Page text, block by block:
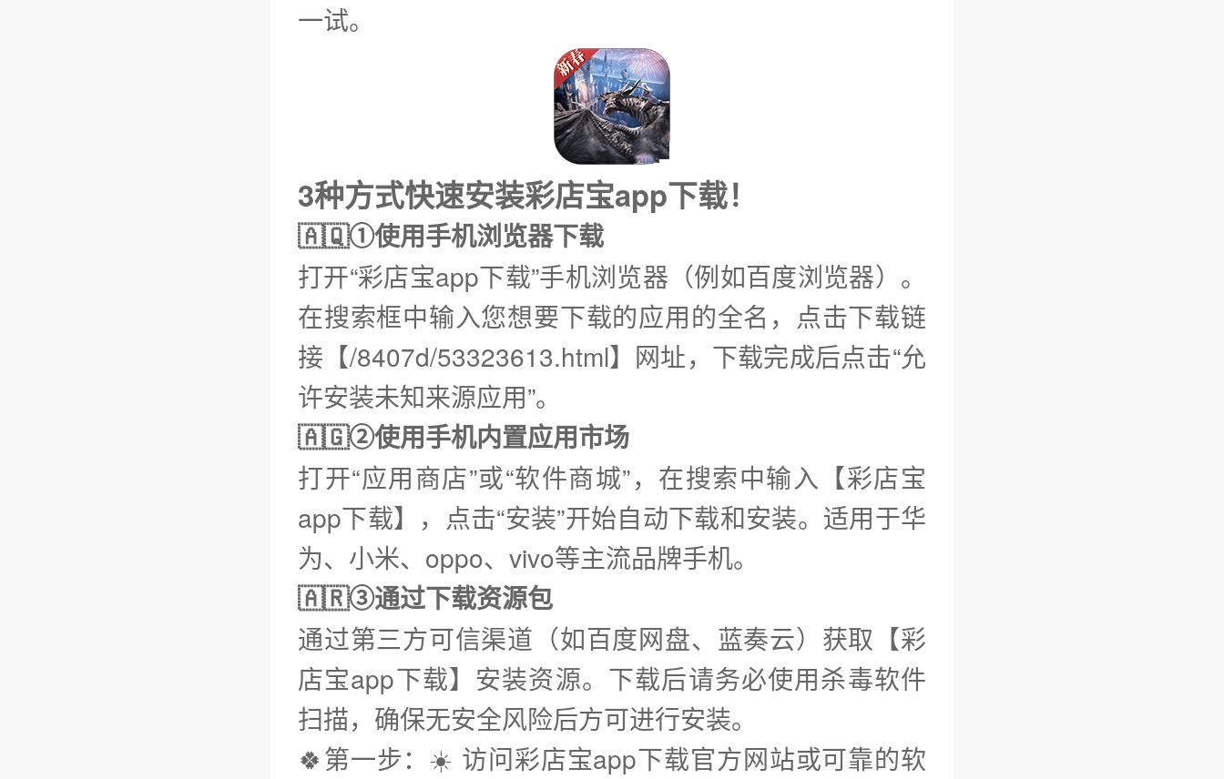
一试。
3种方式快速安装彩店宝app下载！
🇦🇶①使用手机浏览器下载
打开“彩店宝app下载”手机浏览器（例如百度浏览器）。
在搜索框中输入您想要下载的应用的全名，点击下载链
接【/8407d/53323613.html】网址，下载完成后点击“允
许安装未知来源应用”。
🇦🇬②使用手机内置应用市场
打开“应用商店”或“软件商城”，在搜索中输入【彩店宝
app下载】，点击“安装”开始自动下载和安装。适用于华
为、小米、oppo、vivo等主流品牌手机。
🇦🇷③通过下载资源包
通过第三方可信渠道（如百度网盘、蓝奏云）获取【彩
店宝app下载】安装资源。下载后请务必使用杀毒软件
扫描，确保无安全风险后方可进行安装。
🍀第一步：☀️ 访问彩店宝app下载官方网站或可靠的软